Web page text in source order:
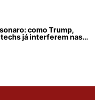
como Trump,
já interferem nas